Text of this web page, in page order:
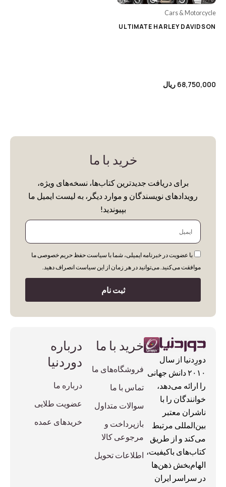
Cars & Motorcycle
ULTIMATE HARLEY DAVIDSON
68,750,000 ریال
خرید با ما
برای دریافت جدیدترین کتاب‌ها، نسخه‌های ویژه،
رویدادهای نویسندگان و موارد دیگر، به لیست ایمیل ما
بپیوندید!
ایمیل
با عضویت در خبرنامه ایمیلی، شما با سیاست حفظ حریم خصوصی ما
موافقت می‌کنید. می‌توانید در هر زمان از این سیاست انصراف دهید.
ثبت نام
دورِدنیا از سال
۲۰۱۰ دانش جهانی
را ارائه می‌دهد،
خوانندگان را با
ناشران معتبر
بین‌المللی مرتبط
می‌کند و از طریق
کتاب‌های باکیفیت،
الهام‌بخش ذهن‌ها
در سراسر ایران
خرید با ما
فروشگاه‌های ما
تماس با ما
سوالات متداول
بازپرداخت و
مرجوعی کالا
اطلاعات تحویل
درباره
دوردنیا
درباره ما
عضویت طلایی
خریدهای عمده